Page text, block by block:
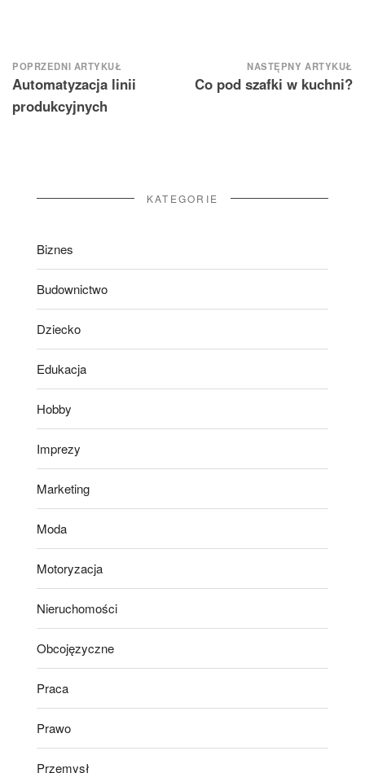
Nawigacja
wpisu
POPRZEDNI ARTYKUŁ
Automatyzacja linii
produkcyjnych
NASTĘPNY ARTYKUŁ
Co pod szafki w kuchni?
KATEGORIE
Biznes
Budownictwo
Dziecko
Edukacja
Hobby
Imprezy
Marketing
Moda
Motoryzacja
Nieruchomości
Obcojęzyczne
Praca
Prawo
Przemysł